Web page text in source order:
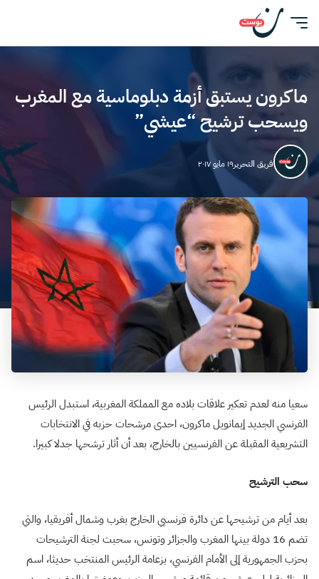
ماكرون يستبق أزمة دبلوماسية مع المغرب
ويسحب ترشيح “عيشي”
فريق التحرير١٩ مايو ٢٠١٧
سعيا منه لعدم تعكير علاقات بلاده مع المملكة المغربية، استبدل الرئيس
الفرنسي الجديد إيمانويل ماكرون، احدى مرشحات حزبه في الانتخابات
التشريعية المقبلة عن الفرنسيين بالخارج، بعد أن أثار ترشحها جدلا كبيرا.
سحب الترشيح
بعد أيام من ترشيحها عن دائرة فرنسيي الخارج بغرب وشمال أفريقيا، والتي
تضم 16 دولة بينها المغرب والجزائر وتونس، سحبت لجنة الترشيحات
بحزب الجمهورية إلى الأمام الفرنسي، بزعامة الرئيس المنتخب حديثا، اسم